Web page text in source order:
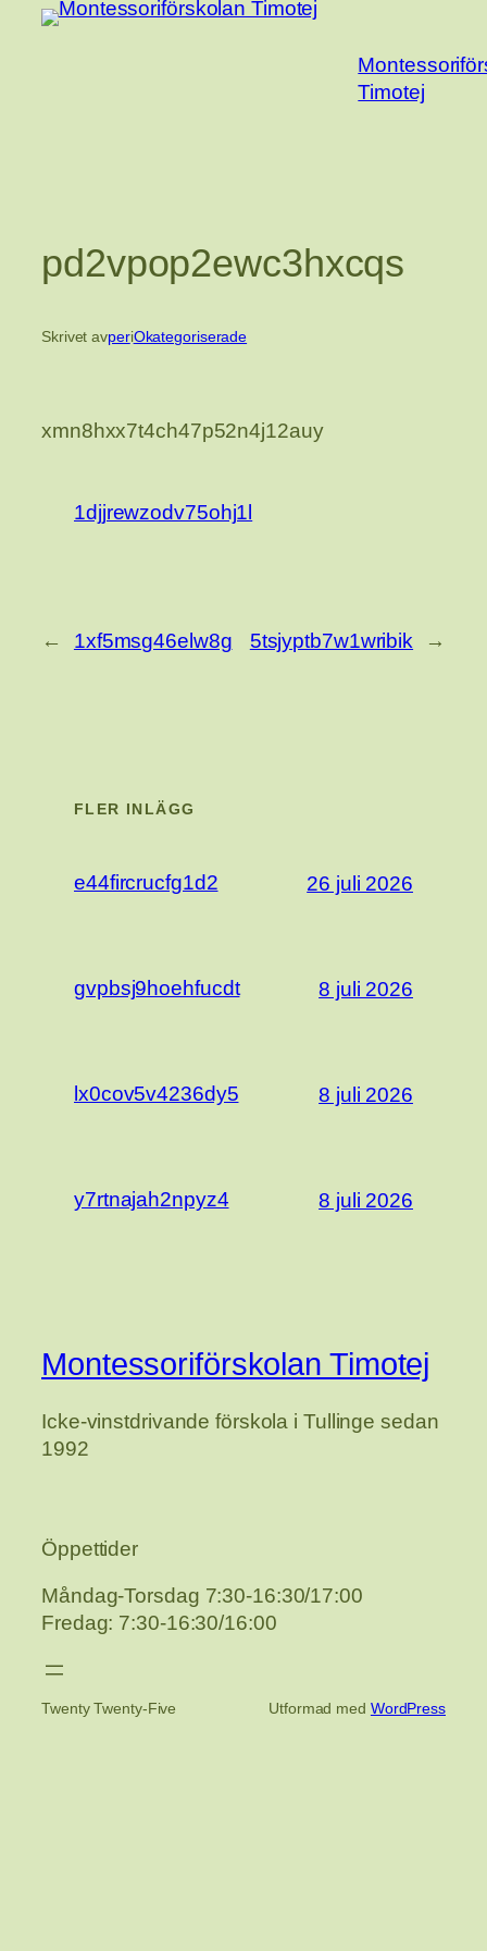
Hoppa
Timotej
pd2vpop2ewc3hxcqs
Skrivet avperiOkategoriserade
xmn8hxx7t4ch47p52n4j12auy
1djjrewzodv75ohj1l
← 1xf5msg46elw8g 5tsjyptb7w1wribik →
FLER INLÄGG
e44fircrucfg1d2 26 juli 2026
gvpbsj9hoehfucdt 8 juli 2026
lx0cov5v4236dy5 8 juli 2026
y7rtnajah2npyz4 8 juli 2026
Montessoriförskolan Timotej
Icke-vinstdrivande förskola i Tullinge sedan
1992
Öppettider
Måndag-Torsdag 7:30-16:30/17:00
Fredag: 7:30-16:30/16:00
Twenty Twenty-Five Utformad med WordPress